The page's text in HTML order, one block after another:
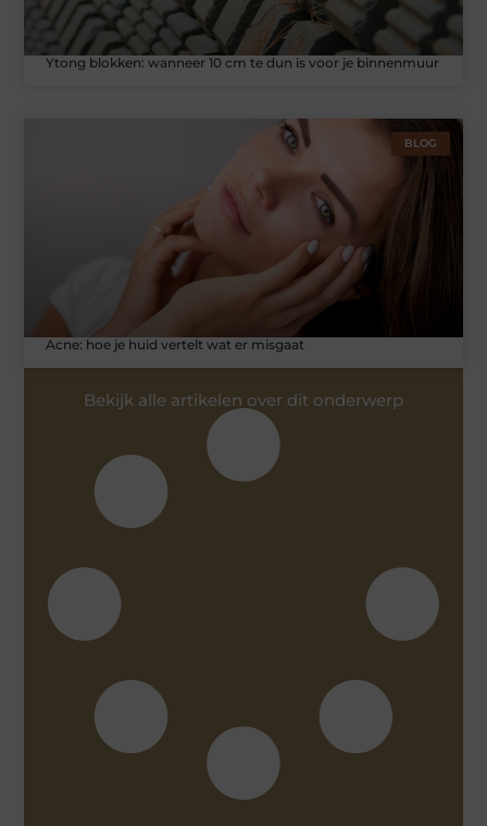
Ytong blokken: wanneer 10 cm te dun is voor je binnenmuur
BLOG
Acne: hoe je huid vertelt wat er misgaat
Bekijk alle artikelen over dit onderwerp